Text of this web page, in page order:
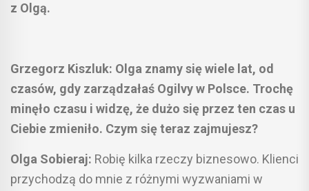
z Olgą.
Grzegorz Kiszluk: Olga znamy się wiele lat, od
czasów, gdy zarządzałaś Ogilvy w Polsce. Trochę
minęło czasu i widzę, że dużo się przez ten czas u
Ciebie zmieniło. Czym się teraz zajmujesz?
Olga Sobieraj: Robię kilka rzeczy biznesowo. Klienci
przychodzą do mnie z różnymi wyzwaniami w